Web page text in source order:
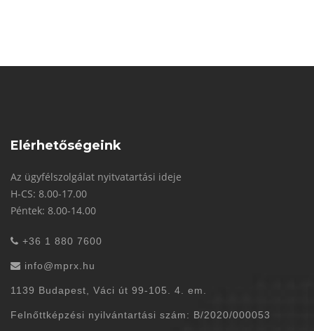
Elérhetőségeink
Az ügyfélszolgálat nyitvatartási ideje
H-CS: 8.00-17.00
Péntek: 8.00-14.00
+36 1 880 7600
info@mprx.hu
1139 Budapest, Váci út 99-105. 4. em.
Felnőttképzési nyilvántartási szám: B/2020/000053